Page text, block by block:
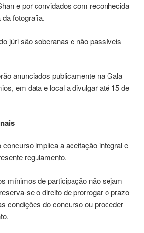
e por convidados com reconhecida
da fotografia.
júri são soberanas e não passíveis
anunciados publicamente na Gala
em data e local a divulgar até 15 de
concurso implica a aceitação integral e
regulamento.
mínimos de participação não sejam
se o direito de prorrogar o prazo
condições do concurso ou proceder